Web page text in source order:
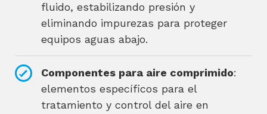
fluido, estabilizando presión y
eliminando impurezas para proteger
equipos aguas abajo.
Componentes para aire comprimido:
elementos específicos para el
tratamiento y control del aire en